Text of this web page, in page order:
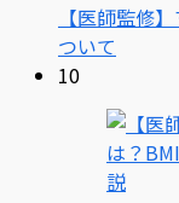
【医師監修
ついて
10